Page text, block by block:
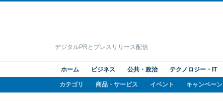
デジタルPRとプレスリリース配信
ホーム ビジネス 公共・政治 テクノロジー・IT
カテゴリ 商品・サービス イベント キャンペーン